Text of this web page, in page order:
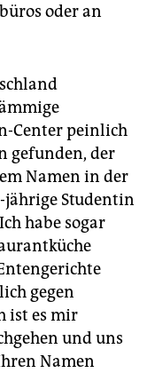
oder an
Center peinlich
gefunden, der
Namen in der
jährige Studentin
habe sogar
gegen
ist es mir
und uns
Namen